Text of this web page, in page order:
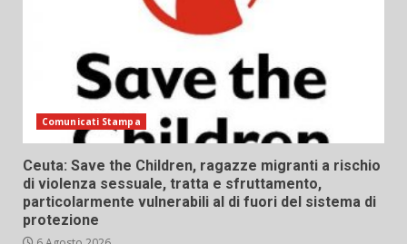
Comunicati Stampa
Ceuta: Save the Children, ragazze migranti a rischio
di violenza sessuale, tratta e sfruttamento,
particolarmente vulnerabili al di fuori del sistema di
protezione